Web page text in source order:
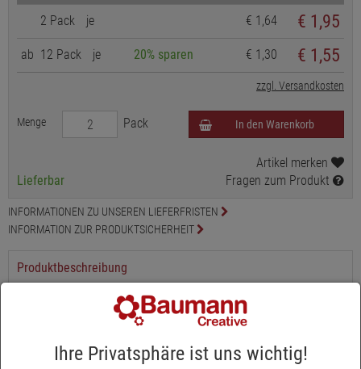
2 Pack je € 1,64 € 1,95
ab 12 Pack je 20% sparen € 1,30 € 1,55
zzgl. Versandkosten
Menge Pack In den Warenkorb
Lieferbar
Artikel merken
Fragen zum Produkt
INFORMATIONEN ZU UNSEREN LIEFERFRISTEN
INFORMATION ZUR PRODUKTSICHERHEIT
Produktbeschreibung
15 mm Ø, zum Fixieren von Kerzen, 15 Stück im Pack
Ihre Privatsphäre ist uns wichtig!